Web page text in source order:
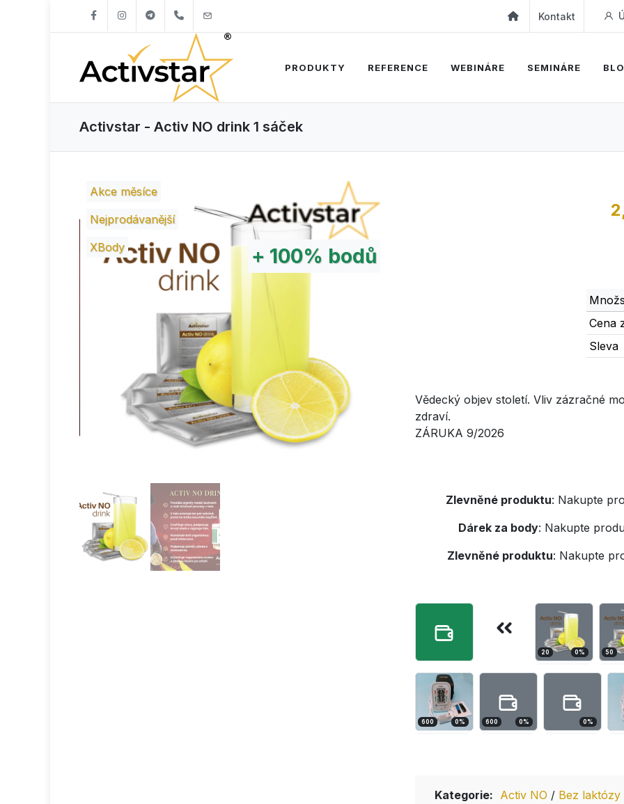
+421904262747 Kontakt
PRODUKTY REFERENCE WEBINÁRE SEMINÁRE
Activstar - Activ NO drink 1 sáček
Akce měsíce
Nejprodávanější
XBody
+ 100% bodů
Cena
Sleva
Vědecký objev století. Vliv zázračné
zdraví.
ZÁRUKA 9/2026
Zlevněné produktu: Nakupte
Dárek za body: Nakupte
Zlevněné produktu: Nakupte
20 0% 50
600 0% 600 0% 0%
Kategorie: Activ NO / Bez laktózy